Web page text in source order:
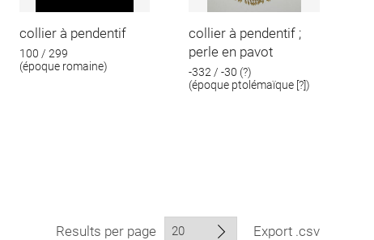
collier à pendentif
100 / 299
(époque romaine)
collier à pendentif ;
perle en pavot
-332 / -30 (?)
(époque ptolémaïque [?])
Results per page Export .csv